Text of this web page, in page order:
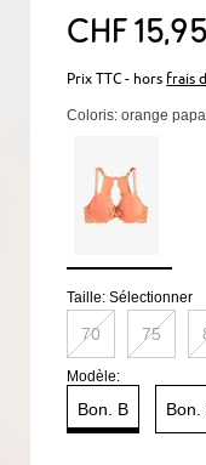
CHF1595
Prix TTC - hors frais
Coloris: orange
Taille:Sélectionner
70 75
Modèle:
Bon. B Bon.